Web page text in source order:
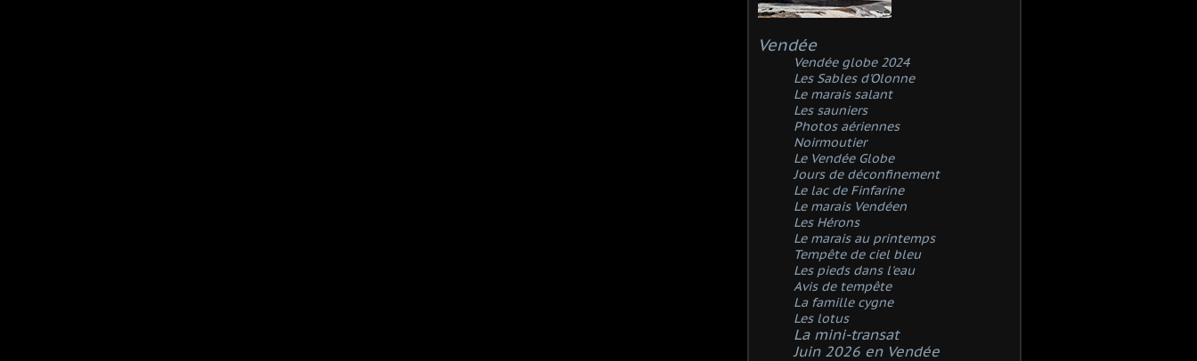
Vendée
Vendée globe 2024
Les Sables d'Olonne
Le marais salant
Les sauniers
Photos aériennes
Noirmoutier
Le Vendée Globe
Jours de déconfinement
Le lac de Finfarine
Le marais Vendéen
Les Hérons
Le marais au printemps
Tempête de ciel bleu
Les pieds dans l'eau
Avis de tempête
La famille cygne
Les lotus
La mini-transat
Juin 2026 en Vendée